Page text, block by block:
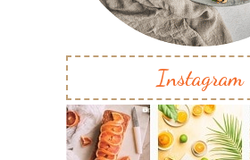
Instagram